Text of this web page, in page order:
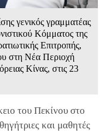
γενικός γραμματέας
Κόμματος της
Επιτροπής,
στη Νέα Περιοχή
Κίνας, στις 23
του Πεκίνου στο
και μαθητές